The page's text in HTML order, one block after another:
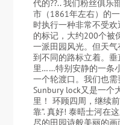
代的??.. 我们粉丝俱乐
市（1861年左右）的
时执行一种非常不受
的标记，大约200个被
一派田园风光。但天
到不同的路标立着。
里……特别安静的一条
一个轮渡口。我们也需
Sunbury lock又是一个
里！ 环顾四周，继续
靠”. 真好! 泰晤士河在
尽的田园诗般美丽的